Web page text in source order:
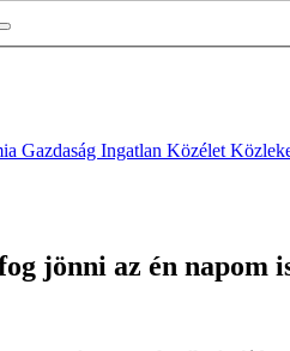
Gazdaság Ingatlan Közélet
jönni az én napom